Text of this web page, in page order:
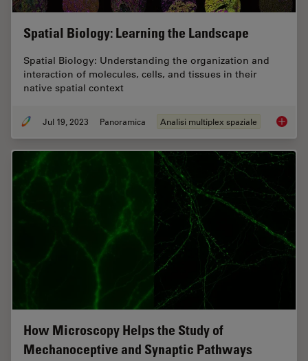
Spatial Biology: Learning the Landscape
Spatial Biology: Understanding the organization and
interaction of molecules, cells, and tissues in their
native spatial context
Jul 19, 2023 Panoramica Analisi multiplex spaziale Spatial
How Microscopy Helps the Study of
Mechanoceptive and Synaptic Pathways